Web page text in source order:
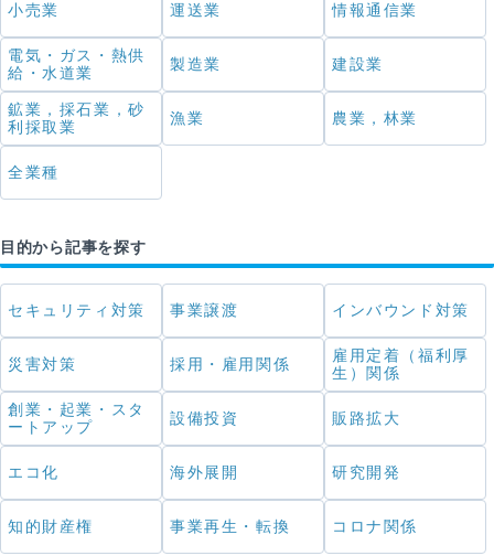
小売業 運送業 情報通信業
電気・ガス・熱供
給・水道業
製造業 建設業
鉱業，採石業，砂
利採取業
漁業 農業，林業
全業種
目的から記事を探す
セキュリティ対策 事業譲渡 インバウンド対策
災害対策 採用・雇用関係
雇用定着（福利厚
生）関係
創業・起業・スタ
ートアップ
設備投資 販路拡大
エコ化 海外展開 研究開発
知的財産権 事業再生・転換 コロナ関係